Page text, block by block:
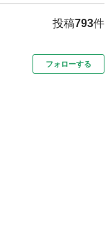
投稿793件
フォローする